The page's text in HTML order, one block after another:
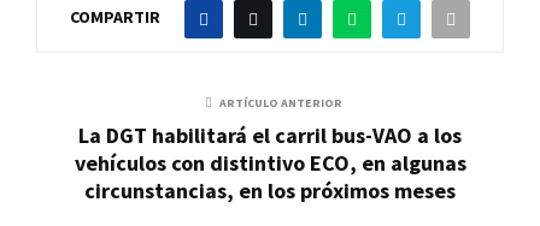
COMPARTIR
ARTÍCULO ANTERIOR
La DGT habilitará el carril bus-VAO a los
vehículos con distintivo ECO, en algunas
circunstancias, en los próximos meses